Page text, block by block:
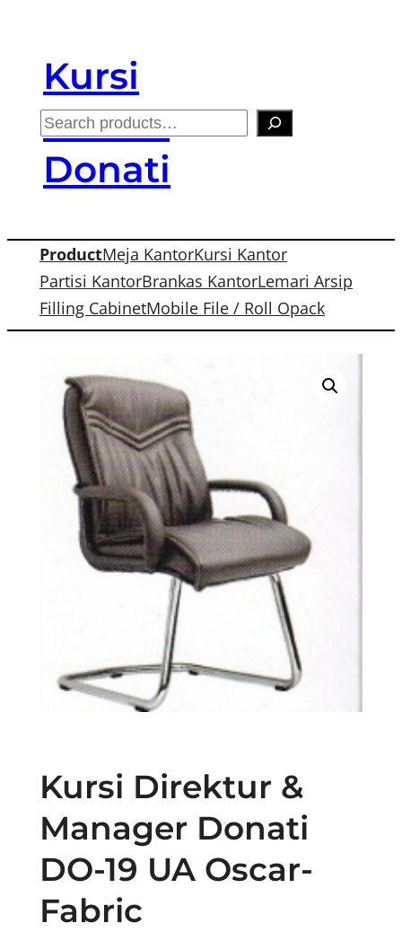
contentKursi
Kantor
Donati
S
e
h
ProductMeja KantorKursi Kantor
Partisi KantorBrankas KantorLemari Arsip
Filling CabinetMobile File / Roll Opack
Kursi Direktur &
Manager Donati
DO-19 UA Oscar-
Fabric